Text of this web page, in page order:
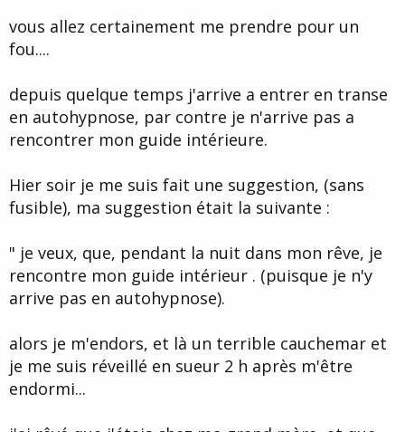
e
a
i
c
u
o
vous allez certainement me prendre pour un
fou....
depuis quelque temps j'arrive a entrer en transe
en autohypnose, par contre je n'arrive pas a
rencontrer mon guide intérieure.
Hier soir je me suis fait une suggestion, (sans
fusible), ma suggestion était la suivante :
" je veux, que, pendant la nuit dans mon rêve, je
rencontre mon guide intérieur . (puisque je n'y
arrive pas en autohypnose).
alors je m'endors, et là un terrible cauchemar et
je me suis réveillé en sueur 2 h après m'être
endormi...